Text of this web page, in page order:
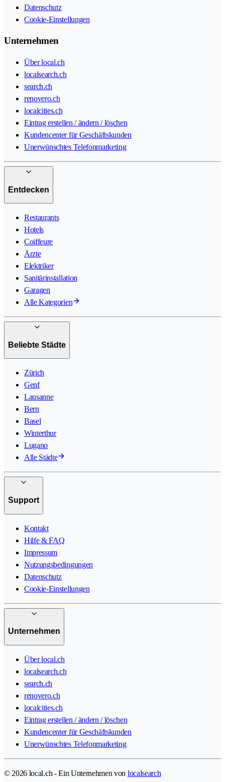
Datenschutz
Cookie-Einstellungen
Unternehmen
Über local.ch
localsearch.ch
search.ch
renovero.ch
localcities.ch
Eintrag erstellen / ändern / löschen
Kundencenter für Geschäftskunden
Unerwünschtes Telefonmarketing
Entdecken
Restaurants
Hotels
Coiffeure
Ärzte
Elektriker
Sanitärinstallation
Garagen
Alle Kategorien
Beliebte Städte
Zürich
Genf
Lausanne
Bern
Basel
Winterthur
Lugano
Alle Städte
Support
Kontakt
Hilfe & FAQ
Impressum
Nutzungsbedingungen
Datenschutz
Cookie-Einstellungen
Unternehmen
Über local.ch
localsearch.ch
search.ch
renovero.ch
localcities.ch
Eintrag erstellen / ändern / löschen
Kundencenter für Geschäftskunden
Unerwünschtes Telefonmarketing
© 2026 local.ch - Ein Unternehmen von localsearch